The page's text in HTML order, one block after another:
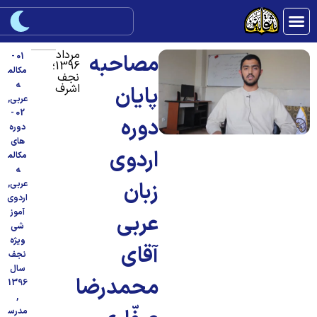
مصاحبه
پایان
دوره
اردوی
زبان
عربی
آقای
محمدرضا
مرداد
1396؛
نجف
اشرف
01 -
مکالم
عربی,
02 -
دوره
های
مکالم
عربی,
اردوی
آموز
شی
ویژه
نجف
سال
1396
مدرس